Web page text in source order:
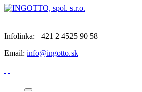
Infolinka: +421 2 4525 90 58
Email: info@ingotto.sk